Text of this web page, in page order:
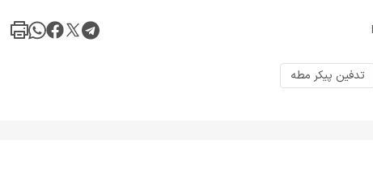
تدفین پیکر مطه